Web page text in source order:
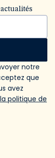
notre
que
avez
politique de